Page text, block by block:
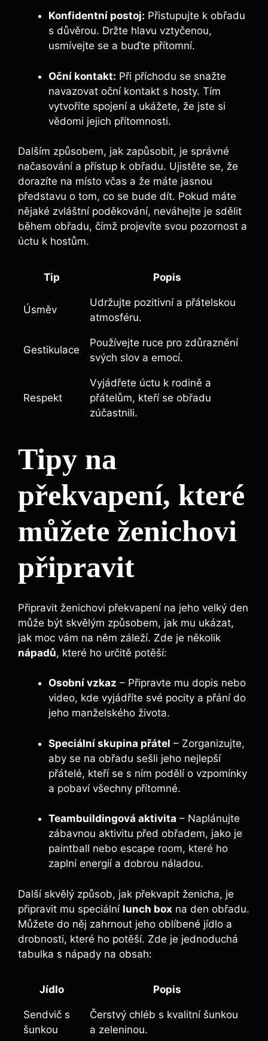
Konfidentní postoj: Přistupujte k obřadu
s důvěrou. Držte hlavu vztyčenou,
usmívejte se a buďte přítomní.
Oční kontakt: Při příchodu se snažte
navazovat oční kontakt s hosty. Tím
vytvoříte spojení a ukážete, že jste si
vědomi jejich přítomnosti.
Dalším způsobem, jak zapůsobit, je správné
načasování a přístup k obřadu. Ujistěte se, že
dorazíte na místo včas a že máte jasnou
představu o tom, co se bude dít. Pokud máte
nějaké zvláštní poděkování, neváhejte je sdělit
během obřadu, čímž projevíte svou pozornost a
úctu k hostům.
Tip Popis
Úsměv
Udržujte pozitivní a přátelskou
atmosféru.
Gestikulace
Používejte ruce pro zdůraznění
svých slov a emocí.
Respekt
Vyjádřete úctu k rodině a
přátelům, kteří se obřadu
zúčastnili.
Tipy na
překvapení, které
můžete ženichovi
připravit
Připravit ženichovi překvapení na jeho velký den
může být skvělým způsobem, jak mu ukázat,
jak moc vám na něm záleží. Zde je několik
nápadů, které ho určitě potěší:
Osobní vzkaz – Připravte mu dopis nebo
video, kde vyjádříte své pocity a přání do
jeho manželského života.
Speciální skupina přátel – Zorganizujte,
aby se na obřadu sešli jeho nejlepší
přátelé, kteří se s ním podělí o vzpomínky
a pobaví všechny přítomné.
Teambuildingová aktivita – Naplánujte
zábavnou aktivitu před obřadem, jako je
paintball nebo escape room, které ho
zaplní energií a dobrou náladou.
Další skvělý způsob, jak překvapit ženicha, je
připravit mu speciální lunch box na den obřadu.
Můžete do něj zahrnout jeho oblíbené jídlo a
drobnosti, které ho potěší. Zde je jednoduchá
tabulka s nápady na obsah:
Jídlo Popis
Sendvič s
šunkou
Čerstvý chléb s kvalitní šunkou
a zeleninou.